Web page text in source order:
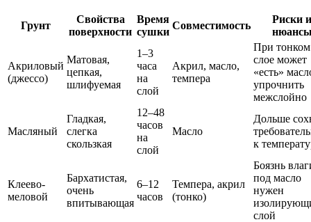
Грунт
Свойства
поверхности
Время
сушки
Совместимость
Риски и
Акриловый
(джессо)
Матовая,
цепкая,
шлифуемая
1–3
часа
на
слой
Акрил, масло,
темпера
При тонком
слое может
«есть»
упрочнить
межслойно
Масляный
Гладкая,
слегка
скользкая
12–48
часов
на
слой
Масло
Дольше
к
Клеево-
меловой
Бархатистая,
очень
впитывающая
6–12
часов
Темпера, акрил
(тонко)
Боязнь
под масло
нужен
слой